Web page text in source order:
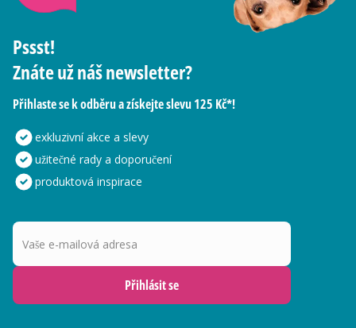
Pssst!
Znáte už náš newsletter?
Přihlaste se k odběru a získejte slevu 125 Kč*!
exkluzivní akce a slevy
užitečné rady a doporučení
produktová inspirace
Vaše e-mailová adresa
Přihlásit se